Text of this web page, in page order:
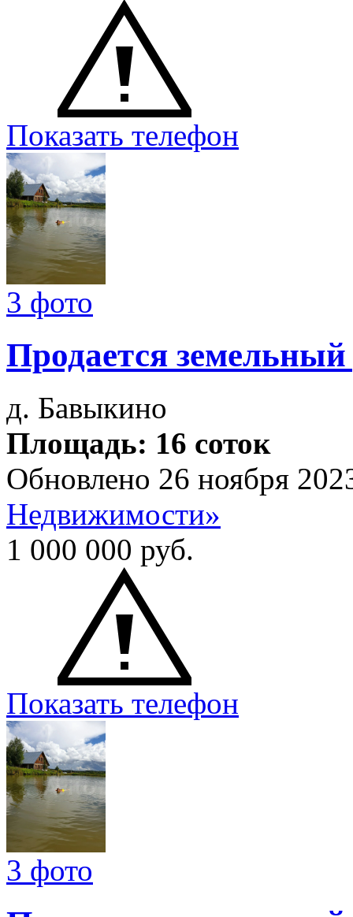
Показать телефон
3 фото
Продается земельный
д. Бавыкино
Площадь: 16 соток
Обновлено 26 ноября
Недвижимости»
1 000 000 руб.
Показать телефон
3 фото